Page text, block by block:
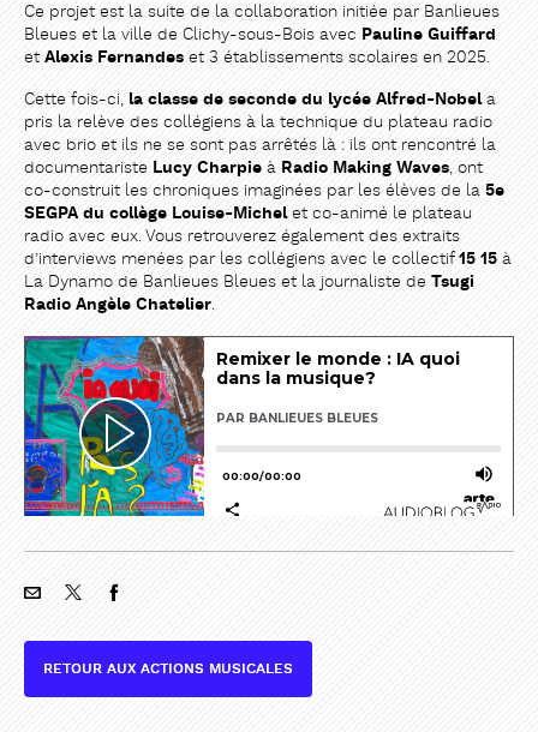
Ce projet est la suite de la collaboration initiée par Banlieues
Bleues et la ville de Clichy-sous-Bois avec Pauline Guiffard
et Alexis Fernandes et 3 établissements scolaires en 2025.
Cette fois-ci, la classe de seconde du lycée Alfred-Nobela
pris la relève des collégiens à la technique du plateau radio
avec brio et ils ne se sont pas arrêtés là : ils ont rencontré la
documentariste Lucy Charpie à Radio Making Waves, ont
co-construit les chroniques imaginées par les élèves de la 5e
SEGPA du collège Louise-Michelet co-animé le plateau
radio avec eux. Vous retrouverez également des extraits
d’interviews menées par les collégiens avec le collectif15 15 à
La Dynamo de Banlieues Bleues et la journaliste de Tsugi
Radio Angèle Chatelier.
RETOUR AUX ACTIONS MUSICALES